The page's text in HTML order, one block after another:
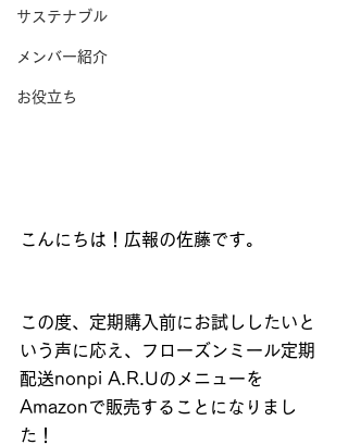
サステナブル
メンバー紹介
お役立ち
こんにちは！広報の佐藤です。
この度、定期購入前にお試ししたいと
いう声に応え、フローズンミール定期
配送nonpi A.R.Uのメニューを
Amazonで販売することになりまし
た！